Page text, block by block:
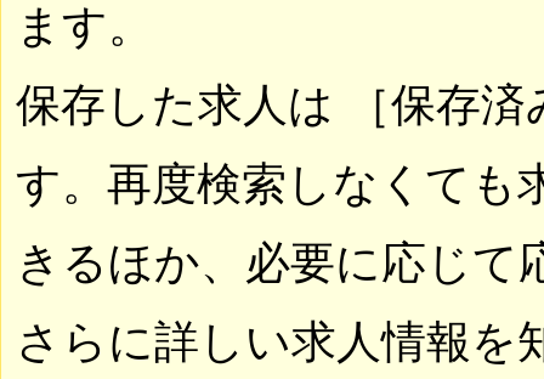
ます。
保存した求人は ［保存
す。再度検索しなくても
きるほか、必要に応じて
さらに詳しい求人情報を